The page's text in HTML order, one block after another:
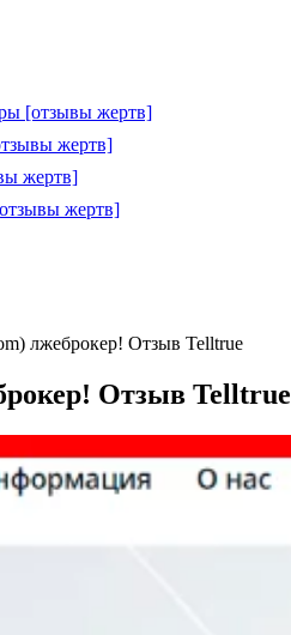
[отзывы жертв]
жертв]
жертв]
жертв]
лжеброкер! Отзыв Telltrue
Отзыв Telltrue